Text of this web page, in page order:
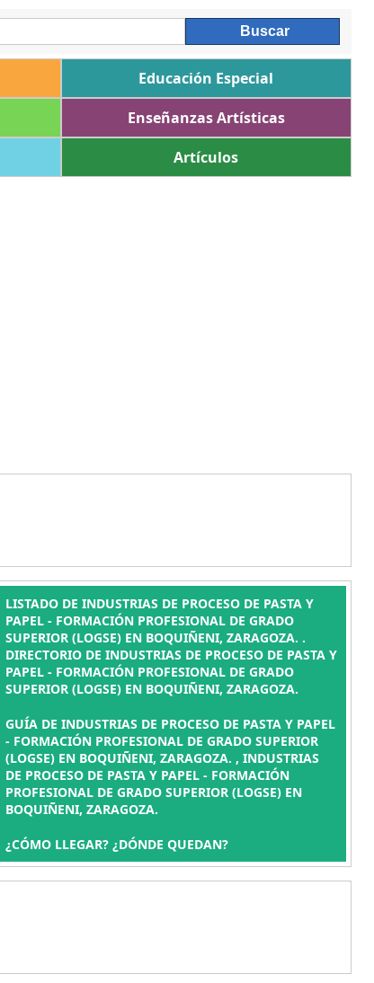
Educación Especial
Enseñanzas Artísticas
Artículos
LISTADO DE INDUSTRIAS DE PROCESO DE PASTA Y
PAPEL - FORMACIÓN PROFESIONAL DE GRADO
SUPERIOR (LOGSE) EN BOQUIÑENI, ZARAGOZA. .
DIRECTORIO DE INDUSTRIAS DE PROCESO DE PASTA Y
PAPEL - FORMACIÓN PROFESIONAL DE GRADO
SUPERIOR (LOGSE) EN BOQUIÑENI, ZARAGOZA.
GUÍA DE INDUSTRIAS DE PROCESO DE PASTA Y PAPEL
- FORMACIÓN PROFESIONAL DE GRADO SUPERIOR
(LOGSE) EN BOQUIÑENI, ZARAGOZA. , INDUSTRIAS
DE PROCESO DE PASTA Y PAPEL - FORMACIÓN
PROFESIONAL DE GRADO SUPERIOR (LOGSE) EN
BOQUIÑENI, ZARAGOZA.
¿CÓMO LLEGAR? ¿DÓNDE QUEDAN?